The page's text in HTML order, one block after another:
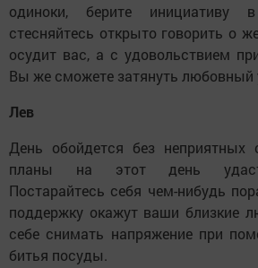
одиноки, берите
стесняйтесь открыто говорить о
осудит вас, а с удовольствием
Вы же сможете затянуть любовный
Лев
День обойдется без неприятных
планы на этот день
Постарайтесь себя чем-нибудь
поддержку окажут ваши близкие
себе снимать напряжение при
битья посуды.